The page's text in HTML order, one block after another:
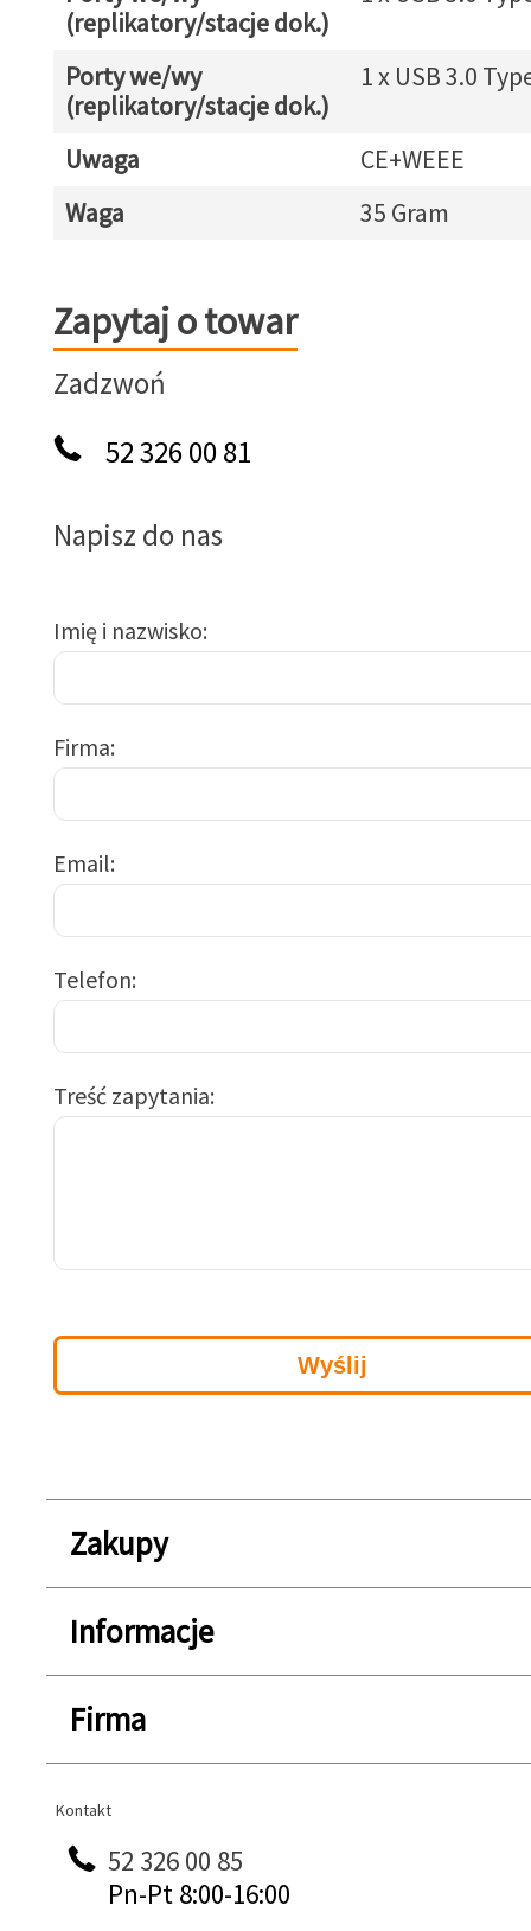
(replikatory/stacje dok.)
Porty we/wy
(replikatory/stacje dok.)
1 x USB 3.0
Uwaga
CE+WEEE
Waga
35 Gram
Zapytaj o towar
Zapytaj o towar
Zadzwoń
52 326 00 81
Napisz do nas
Imię i nazwisko
Firma
Email
Telefon
Treść zapytania
Zakupy
Informacje
Firma
Kontakt
Kontakt
52 326 00 85
Pn-Pt 8:00-16:00